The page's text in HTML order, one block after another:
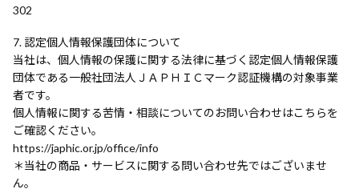
302
認定個人情報保護団体について
当社は、個人情報の保護に関する法律に基づく認定個人情報保護
団体である一般社団法人ＪＡＰＨＩＣマーク認証機構の対象事業
者です。
個人情報に関する苦情・相談についてのお問い合わせはこちらを
ご確認ください。
https://japhic.or.jp/office/info
＊当社の商品・サービスに関する問い合わせ先ではございませ
ん。